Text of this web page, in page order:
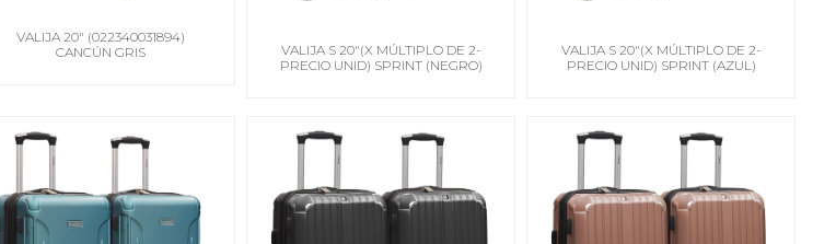
VALIJA 20" (022340031894)
CANCÚN GRIS
VALIJA S 20"(X MÚLTIPLO DE 2-
PRECIO UNID) SPRINT (NEGRO)
VALIJA S 20"(X MÚLTIPLO DE 2-
PRECIO UNID) SPRINT (AZUL)